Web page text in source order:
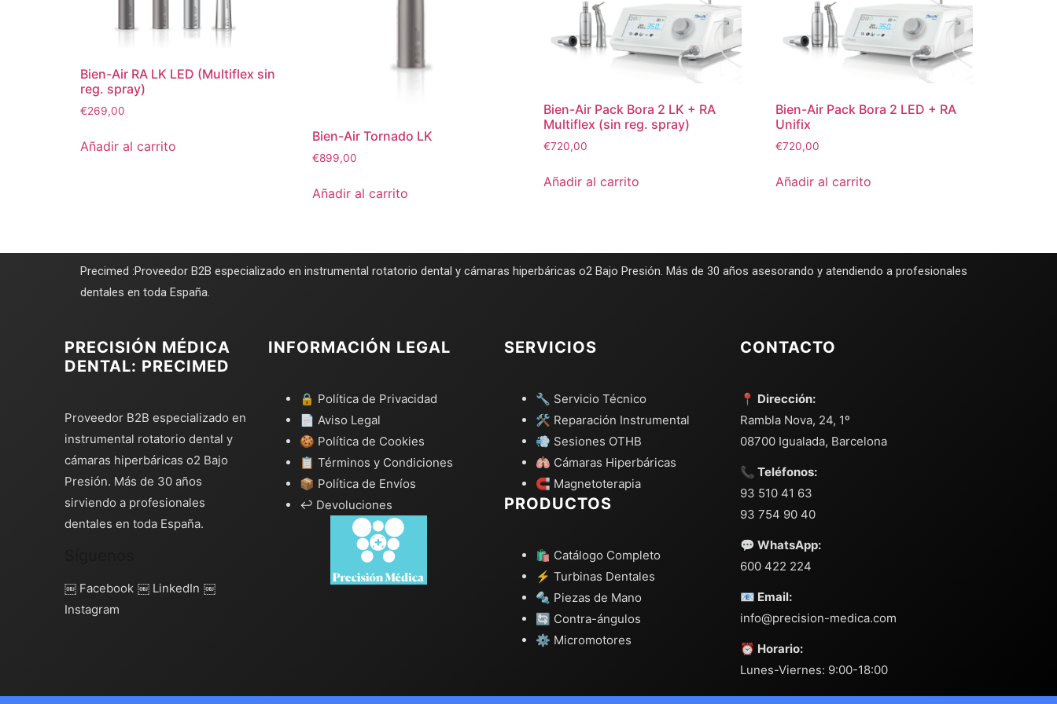
Bien-Air RA LK LED (Multiflex sin
reg. spray)
€269,00
Añadir al carrito
Bien-Air Tornado LK
€899,00
Añadir al carrito
Bien-Air Pack Bora 2 LK + RA
Multiflex (sin reg. spray)
€720,00
Añadir al carrito
Bien-Air Pack Bora 2 LED + RA
Unifix
€720,00
Añadir al carrito
Precimed :Proveedor B2B especializado en instrumental rotatorio dental y cámaras hiperbáricas o2 Bajo Presión. Más de 30 años asesorando y atendiendo a profesionales
dentales en toda España.
PRECISIÓN MÉDICA
DENTAL: PRECIMED
Proveedor B2B especializado en
instrumental rotatorio dental y
cámaras hiperbáricas o2 Bajo
Presión. Más de 30 años
sirviendo a profesionales
dentales en toda España.
￼ Facebook ￼ LinkedIn ￼
Instagram
INFORMACIÓN LEGAL
🔒 Política de Privacidad
📄 Aviso Legal
🍪 Política de Cookies
📋 Términos y Condiciones
📦 Política de Envíos
↩️ Devoluciones
SERVICIOS
🔧 Servicio Técnico
🛠️ Reparación Instrumental
💨 Sesiones OTHB
🫁 Cámaras Hiperbáricas
🧲 Magnetoterapia
PRODUCTOS
🛍️ Catálogo Completo
⚡ Turbinas Dentales
🔩 Piezas de Mano
🔄 Contra-ángulos
⚙️ Micromotores
CONTACTO
📍 Dirección:
Rambla Nova, 24, 1º
08700 Igualada, Barcelona
📞 Teléfonos:
93 510 41 63
93 754 90 40
💬 WhatsApp:
600 422 224
📧 Email:
info@precision-medica.com
⏰ Horario:
Lunes-Viernes: 9:00-18:00